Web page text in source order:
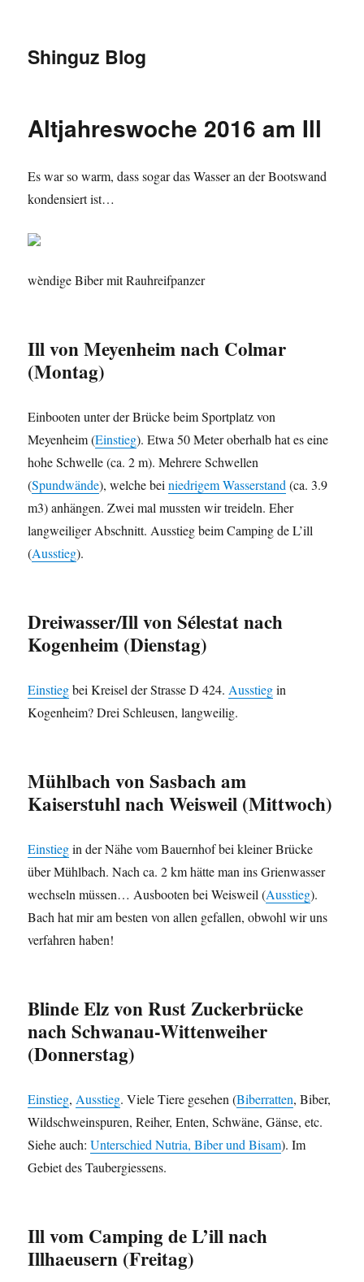
Shinguz Blog
Altjahreswoche 2016 am Ill
Es war so warm, dass sogar das Wasser an der Bootswand
kondensiert ist…
wèndige Biber mit Rauhreifpanzer
Ill von Meyenheim nach Colmar
(Montag)
Einbooten unter der Brücke beim Sportplatz von
Meyenheim (Einstieg). Etwa 50 Meter oberhalb hat es eine
hohe Schwelle (ca. 2 m). Mehrere Schwellen
(Spundwände), welche beiniedrigem Wasserstand (ca. 3.9
m3) anhängen. Zwei mal mussten wir treideln. Eher
langweiliger Abschnitt. Ausstieg beim Camping de L’ill
(Ausstieg).
Dreiwasser/Ill von Sélestat nach
Kogenheim (Dienstag)
Einstiegbei Kreisel der Strasse D 424. Ausstiegin
Kogenheim? Drei Schleusen, langweilig.
Mühlbach von Sasbach am
Kaiserstuhl nach Weisweil (Mittwoch)
Einstiegin der Nähe vom Bauernhof bei kleiner Brücke
über Mühlbach. Nach ca. 2 km hätte man ins Grienwasser
wechseln müssen… Ausbooten bei Weisweil (Ausstieg).
Bach hat mir am besten von allen gefallen, obwohl wir uns
verfahren haben!
Blinde Elz von Rust Zuckerbrücke
nach Schwanau-Wittenweiher
(Donnerstag)
Einstieg, Ausstieg. Viele Tiere gesehen (Biberratten, Biber,
Wildschweinspuren, Reiher, Enten, Schwäne, Gänse, etc.
Siehe auch:Unterschied Nutria, Biber und Bisam). Im
Gebiet des Taubergiessens.
Ill vom Camping de L’ill nach
Illhaeusern (Freitag)